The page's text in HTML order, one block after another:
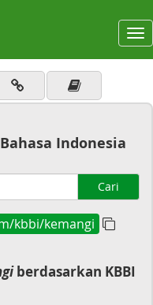
Indonesia
Cari
kbbi/kemangi
berdasarkan KBBI